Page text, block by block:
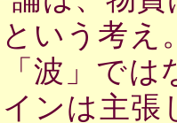
いう考え
波」で
ンは主張